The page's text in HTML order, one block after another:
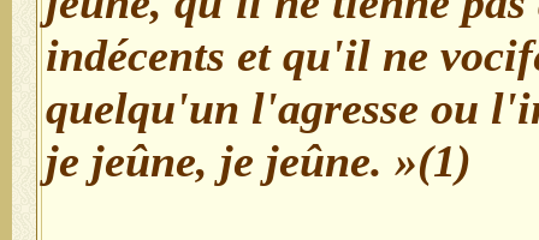
indécents et qu'il ne
quelqu'un l'agresse ou
je jeûne, je jeûne. »(1)